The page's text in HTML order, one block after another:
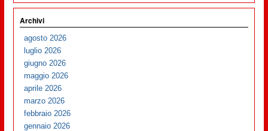
Archivi
agosto 2026
luglio 2026
giugno 2026
maggio 2026
aprile 2026
marzo 2026
febbraio 2026
gennaio 2026